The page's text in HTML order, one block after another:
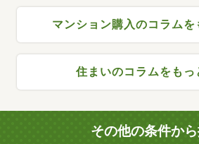
マンション購入のコラムを
住まいのコラムをもっ
その他の条件か